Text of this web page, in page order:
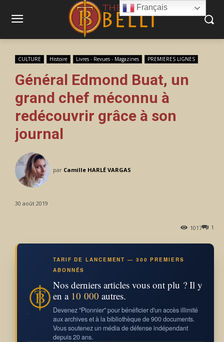
CULTURE Histoire Livres - Revues - Magazines PREMIERES LIGNES
Général Edmond Buat, un
grand chef méconnu à
redécouvrir grâce à son
journal
par Camille HARLÉ VARGAS
30 août 2019
1
1017
TARIF DE LANCEMENT — 300 PREMIERS
ABONNÉS
Nos derniers articles vous ont plu ? Il y
en a 10 000 autres.
Devenez "Pionnier" pour bénéficier d'un accès illimité
aux archives et à la bibliothèque de 900 documents.
Vous soutenez un média de défense indépendant
depuis 20 ans.
Français